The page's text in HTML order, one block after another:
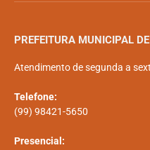
PREFEITURA MUNICIPAL
Atendimento de segunda a
Telefone:
(99) 98421-5650
Presencial: